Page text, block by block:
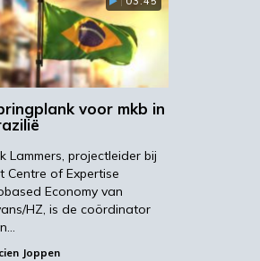
voor mkb in
Lammers, projectleider bij
Centre of Expertise
Economy van
HZ, is de coördinator
Joppen